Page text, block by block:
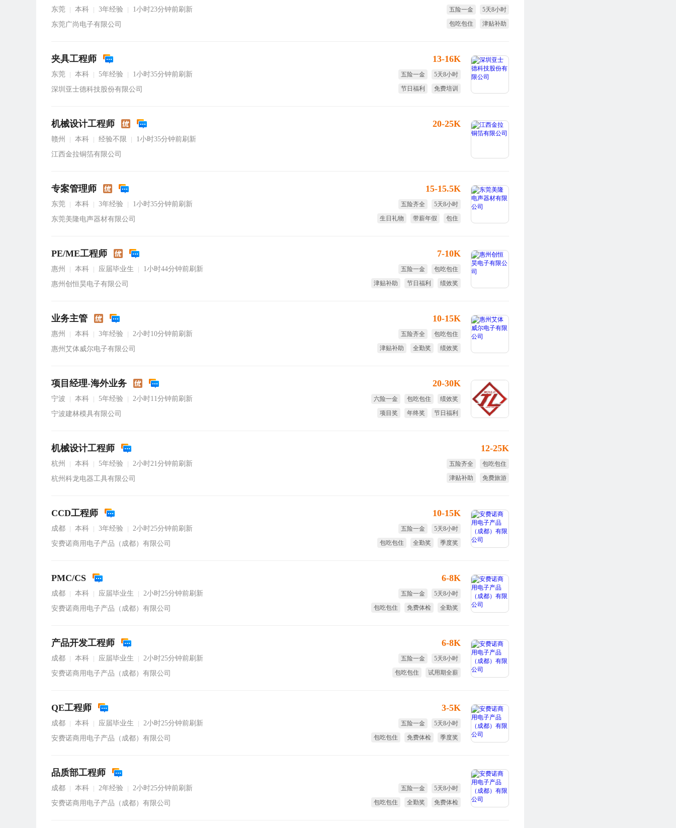
东莞 本科 3年经验
1小时23分钟前刷新
东莞广尚电子有限公司
五险一金
5天8小时
包吃包住
津贴补助
夹具工程师
东莞 本科 5年经验
1小时35分钟前刷新
深圳亚士德科技股份有限公司
13-16K
五险一金
5天8小时
节日福利
免费培训
机械设计工程师
赣州 本科 经验不限
1小时35分钟前刷新
江西金拉铜箔有限公司
20-25K
专案管理师
东莞 本科 3年经验
1小时35分钟前刷新
东莞美隆电声器材有限公司
15-15.5K
五险齐全
5天8小时
生日礼物
带薪年假 包住
PE/ME工程师
惠州 本科 应届毕业生
1小时44分钟前刷新
惠州创恒昊电子有限公司
7-10K
五险一金
包吃包住
津贴补助
节日福利
绩效奖
业务主管
惠州 本科 3年经验
2小时10分钟前刷新
惠州艾体威尔电子有限公司
10-15K
五险齐全
包吃包住
津贴补助
全勤奖
绩效奖
项目经理-海外业务
宁波 本科 5年经验
2小时11分钟前刷新
宁波建林模具有限公司
20-30K
六险一金 包吃包住
绩效奖
项目奖
年终奖 节日福利
机械设计工程师
杭州 本科 5年经验
2小时21分钟前刷新
杭州科龙电器工具有限公司
12-25K
五险齐全
包吃包住
津贴补助
免费旅游
CCD工程师
成都 本科 3年经验
2小时25分钟前刷新
安费诺商用电子产品（成都）有限公司
10-15K
五险一金
5天8小时
包吃包住
全勤奖
季度奖
PMC/CS
成都 本科 应届毕业生
2小时25分钟前刷新
安费诺商用电子产品（成都）有限公司
6-8K
五险一金
5天8小时
包吃包住
免费体检
全勤奖
产品开发工程师
成都 本科 应届毕业生
2小时25分钟前刷新
安费诺商用电子产品（成都）有限公司
6-8K
五险一金
5天8小时
包吃包住
试用期全薪
QE工程师
成都 本科 应届毕业生
2小时25分钟前刷新
安费诺商用电子产品（成都）有限公司
3-5K
五险一金
5天8小时
包吃包住
免费体检
季度奖
品质部工程师
成都 本科 2年经验
2小时25分钟前刷新
安费诺商用电子产品（成都）有限公司
五险一金
5天8小时
包吃包住
全勤奖
免费体检